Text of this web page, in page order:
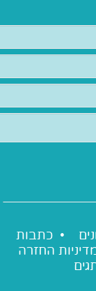
• כתבות
החזרה